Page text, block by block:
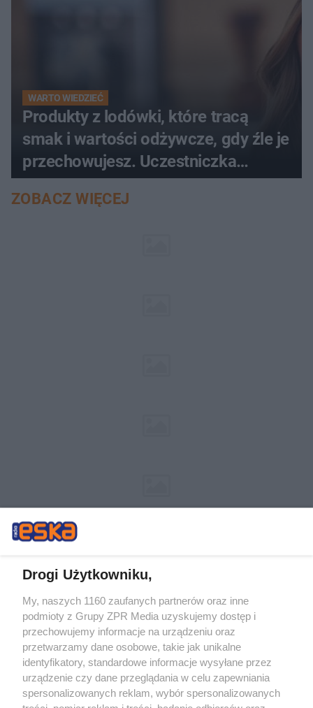
WARTO WIEDZIEĆ
Produkty z lodówki, które tracą
smak i wartości odżywcze, gdy źle je
przechowujesz. Uczestniczka
"MasterChefa"
ZOBACZ WIĘCEJ
Żaden utwór zamieszczony w serwisie nie może być powielany i
rozpowszechniany lub dalej rozpowszechniany w jakikolwiek sposób (w
tym także elektroniczny lub mechaniczny) na jakimkolwiek polu
eksploatacji w jakiejkolwiek formie, włącznie z umieszczaniem w Internecie
bez pisemnej zgody właściciela praw. Jakiekolwiek użycie lub
wykorzystanie utworów w całości lub w części z naruszeniem prawa, tzn.
bez właściwej zgody, jest zabronione pod groźbą kary i może być ścigane
prawnie.
Drogi Użytkowniku,
My, naszych 1160 zaufanych partnerów oraz inne
podmioty z Grupy ZPR Media uzyskujemy dostęp i
przechowujemy informacje na urządzeniu oraz
przetwarzamy dane osobowe, takie jak unikalne
identyfikatory, standardowe informacje wysyłane przez
urządzenie czy dane przeglądania w celu zapewniania
spersonalizowanych reklam, wybór spersonalizowanych